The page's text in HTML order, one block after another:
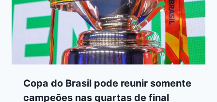
Copa do Brasil pode reunir somente
campeões nas quartas de final